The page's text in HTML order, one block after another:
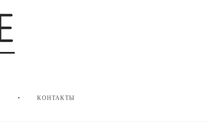
• КОНТАКТЫ